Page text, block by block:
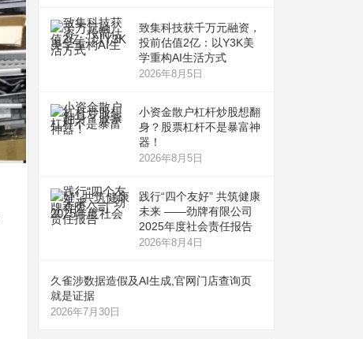
致集科技获千万元融资，
投前估值2亿：以Y3K美
学重构AI生活方式
2026年8月5日
小资金散户杠杆炒股想翻
身？股票杠杆不是暴富神
器！
2026年8月5日
践行“四个友好” 共筑健康
未来 ——劲牌有限公司
2025年度社会责任报告
2026年8月4日
久雀涉数据造假及AI生成,官网门店查询页
就是证据
2026年7月30日